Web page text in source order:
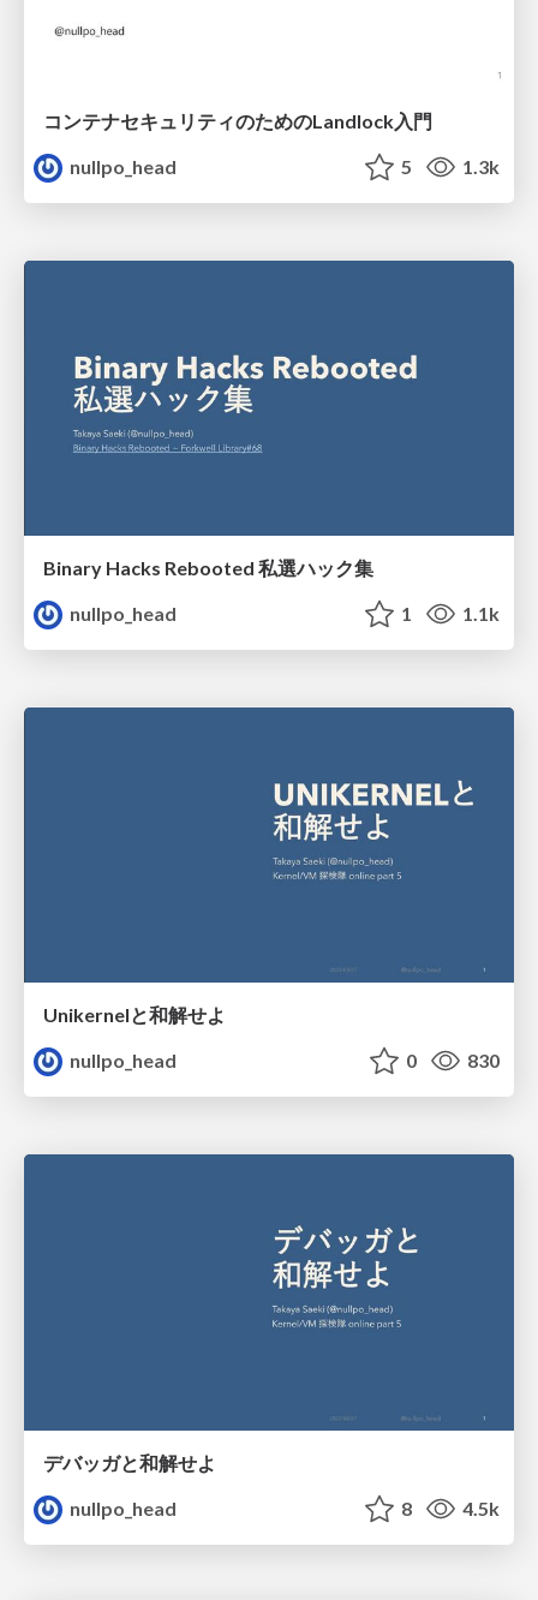
コンテナセキュリティのためのLandlock入門
nullpo_head
5 1.3k
Binary Hacks Rebooted 私選ハック集
nullpo_head
1 1.1k
Unikernelと和解せよ
nullpo_head
0 830
デバッガと和解せよ
nullpo_head
8 4.5k